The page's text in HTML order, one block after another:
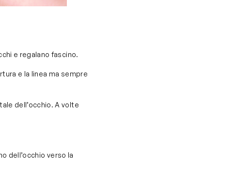
e regalano fascino.
e la linea ma sempre
dell’occhio. A volte
dell’occhio verso la